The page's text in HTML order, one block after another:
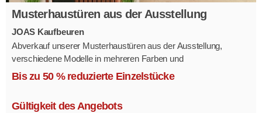
Musterhaustüren aus der Ausstellung
JOAS Kaufbeuren
Abverkauf unserer Musterhaustüren aus der Ausstellung,
verschiedene Modelle in mehreren Farben und
Ausstattungsvarianten.
Bis zu 50 % reduzierte Einzelstücke
Gültigkeit des Angebots